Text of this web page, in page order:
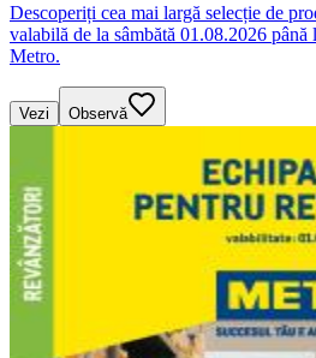
Descoperiți cea mai largă selecție de
valabilă de la sâmbătă 01.08.2026
Metro.
Vezi Observă